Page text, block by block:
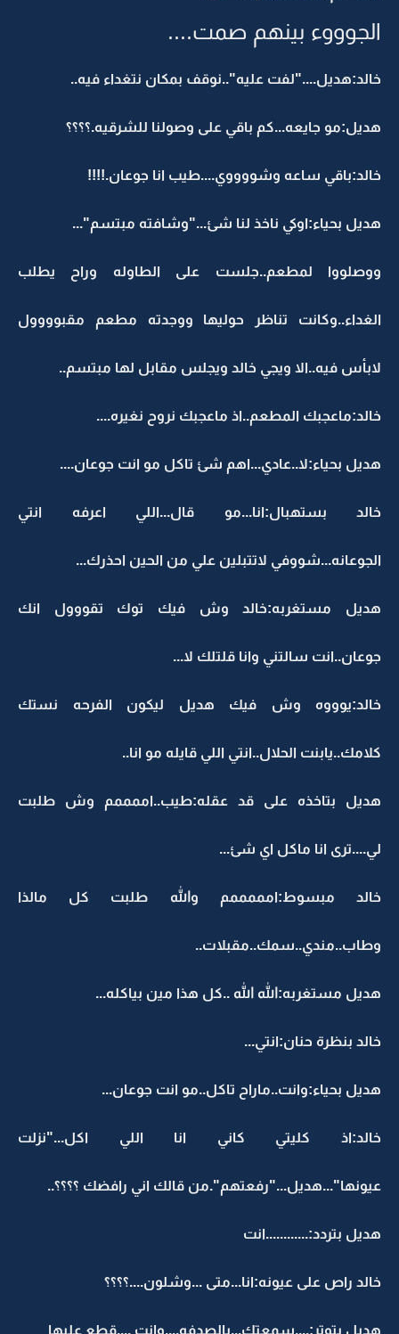
الجوووء بينهم صمت....
خالد:هديل...."لفت عليه"..نوقف بمكان نتغداء فيه..
هديل:مو جايعه...كم باقي على وصولنا للشرقيه.؟؟؟؟
خالد:باقي ساعه وشووووي....طيب انا جوعان.!!!!
هديل بحياء:اوكي ناخذ لنا شئ..."وشافته مبتسم"...
ووصلووا لمطعم..جلست على الطاوله وراح يطلب
الغداء..وكانت تناظر حوليها ووجدته مطعم مقبوووول
لابأس فيه..الا ويجي خالد ويجلس مقابل لها مبتسم..
خالد:ماعجبك المطعم..اذ ماعجبك نروح نغيره....
هديل بحياء:لا..عادي...اهم شئ تاكل مو انت جوعان....
خالد بستهبال:انا...مو قال...اللي اعرفه انتي
الجوعانه...شووفي لاتتبلين علي من الحين احذرك...
هديل مستغربه:خالد وش فيك توك تقووول انك
جوعان..انت سالتني وانا قلتلك لا...
خالد:يوووه وش فيك هديل ليكون الفرحه نستك
كلامك..يابنت الحلال..انتي اللي قايله مو انا..
هديل بتاخذه على قد عقله:طيب..اممممم وش طلبت
لي....ترى انا ماكل اي شئ...
خالد مبسوط:امممممم والله طلبت كل مالذا
وطاب..مندي..سمك..مقبلات..
هديل مستغربه:الله الله ..كل هذا مين بياكله...
خالد بنظرة حنان:انتي...
هديل بحياء:وانت..ماراح تاكل..مو انت جوعان...
خالد:اذ كليتي كاني انا اللي اكل..."نزلت
عيونها"...هديل..."رفعتهم".من قالك اني رافضك ؟؟؟؟..
هديل بتردد:............انت
خالد راص على عيونه:انا...متى ...وشلون....؟؟؟؟
هديل بتوتر:....سمعتك...بالصدفه....وانت ....قطع عليها